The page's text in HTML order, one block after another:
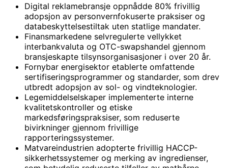
Digital reklamebransje oppnådde 80% frivillig
adopsjon av personvernfokuserte praksiser og
databeskyttelsestiltak uten statlige mandater.
Finansmarkedene selvregulerte vellykket
interbankvaluta og OTC-swapshandel gjennom
bransjeskapte tilsynsorganisasjoner i over 20 år.
Fornybar energisektor etablerte omfattende
sertifiseringsprogrammer og standarder, som drev
utbredt adopsjon av sol- og vindteknologier.
Legemiddelselskaper implementerte interne
kvalitetskontroller og etiske
markedsføringspraksiser, som reduserte
bivirkninger gjennom frivillige
rapporteringssystemer.
Matvareindustrien adopterte frivillig HACCP-
sikkerhetssystemer og merking av ingredienser,